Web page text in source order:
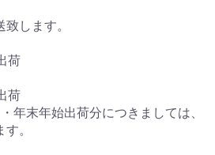
します。
荷
荷
年末年始出荷分につきましては、
。